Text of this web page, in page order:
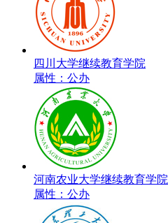
四川大学继续教育学院
属性：公办
河南农业大学继续教育学院
属性：公办